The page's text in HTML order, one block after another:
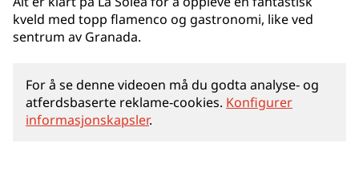
kveld med topp flamenco og gastronomi, like ved
sentrum av Granada.
For å se denne videoen må du godta analyse‑ og
atferdsbaserte reklame‑cookies. Konfigurer
informasjonskapsler.